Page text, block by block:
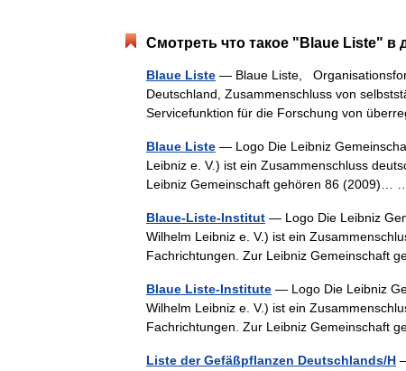
Смотреть что такое "Blaue Liste" в
Blaue Liste — Blaue Liste,
Deutschland, Zusammenschluss von
Servicefunktion für die Forschung von
Blaue Liste — Logo Die Leibniz
Leibniz e. V.) ist ein Zusammenschluss
Leibniz Gemeinschaft gehören 86 (2009)…
Blaue-Liste-Institut — Logo Die Leibniz
Wilhelm Leibniz e. V.) ist ein
Fachrichtungen. Zur Leibniz Gemeinschaft
Blaue Liste-Institute — Logo Die Leibniz
Wilhelm Leibniz e. V.) ist ein
Fachrichtungen. Zur Leibniz Gemeinschaft
Liste der Gefäßpflanzen Deutschlands/H